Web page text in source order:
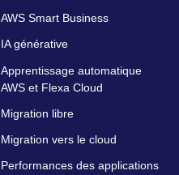
AWS Smart Business
IA générative
Apprentissage automatique
AWS et Flexa Cloud
Migration libre
Migration vers le cloud
Performances des applications